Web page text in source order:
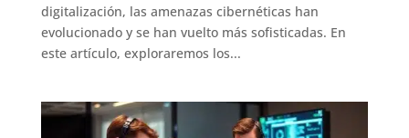
digitalización, las amenazas cibernéticas han
evolucionado y se han vuelto más sofisticadas. En
este artículo, exploraremos los...